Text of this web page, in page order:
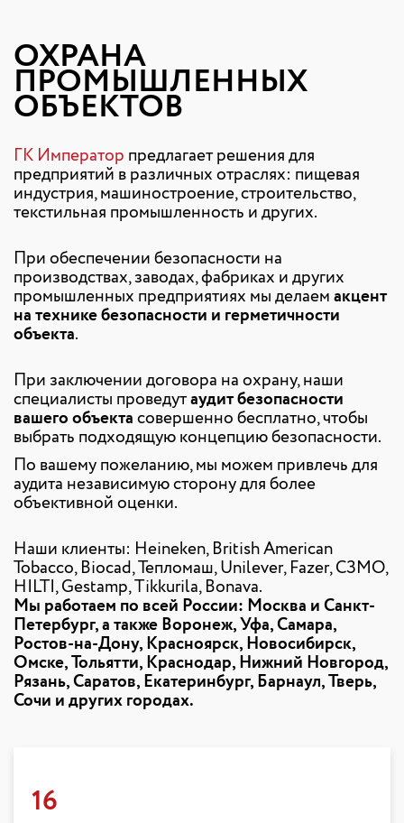
ОХРАНА
ПРОМЫШЛЕННЫХ
ОБЪЕКТОВ
ГК Император предлагает решения для
предприятий в различных отраслях: пищевая
индустрия, машиностроение, строительство,
текстильная промышленность и других.
При обеспечении безопасности на
производствах, заводах, фабриках и других
промышленных предприятиях мы делаемакцент
на технике безопасности и герметичности
объекта.
При заключении договора на охрану, наши
специалисты проведутаудит безопасности
вашего объектасовершенно бесплатно, чтобы
выбрать подходящую концепцию безопасности.
По вашему пожеланию, мы можем привлечь для
аудита независимую сторону для более
объективной оценки.
Наши клиенты: Heineken, British American
Tobacco, Biocad, Тепломаш, Unilever, Fazer, СЗМО,
HILTI, Gestamp, Tikkurila, Bonava.
Мы работаем по всей России: Москва и Санкт-
Петербург, а также Воронеж, Уфа, Самара,
Ростов-на-Дону, Красноярск, Новосибирск,
Омске, Тольятти, Краснодар, Нижний Новгород,
Рязань, Саратов, Екатеринбург, Барнаул, Тверь,
Сочи и других городах.
16